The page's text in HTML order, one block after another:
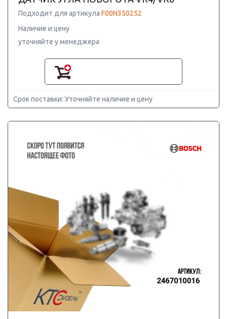
Подходит для артикула F00N350252
Наличие и цену
уточняйте у менеджера
Срок поставки: Уточняйте наличие и цену